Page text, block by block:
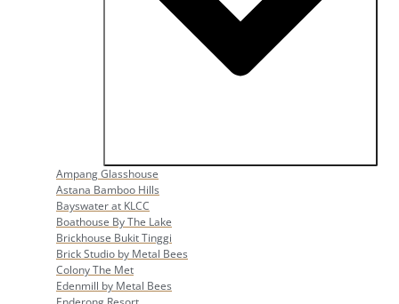
Ampang Glasshouse
Astana Bamboo Hills
Bayswater at KLCC
Boathouse By The Lake
Brickhouse Bukit Tinggi
Brick Studio by Metal Bees
Colony The Met
Edenmill by Metal Bees